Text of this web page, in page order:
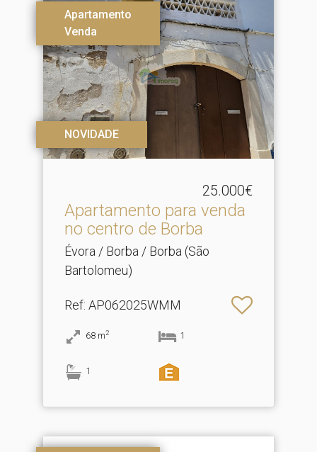
Apartamento
Venda
NOVIDADE
25.000€
Apartamento para venda
no centro de Borba
Évora / Borba / Borba (São
Bartolomeu)
Ref: AP062025WMM
68 m2 1
1